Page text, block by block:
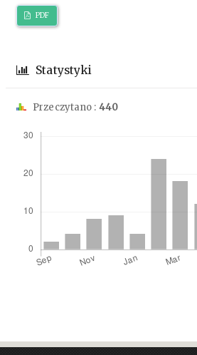
PDF
Statystyki
Przeczytano : 440